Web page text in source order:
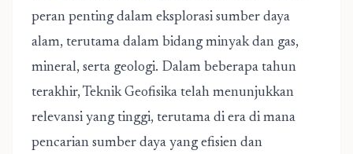
peran penting dalam eksplorasi sumber daya
alam, terutama dalam bidang minyak dan gas,
mineral, serta geologi. Dalam beberapa tahun
terakhir, Teknik Geofisika telah menunjukkan
relevansi yang tinggi, terutama di era di mana
pencarian sumber daya yang efisien dan